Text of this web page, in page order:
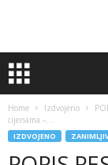
Home Izdvojeno
cijenama –...
IZDVOJENO